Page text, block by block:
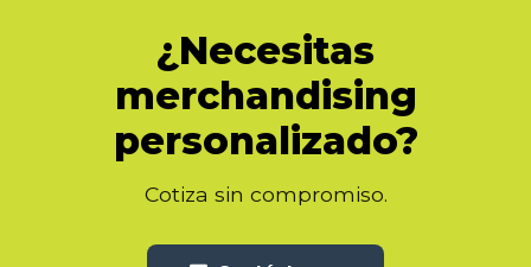
¿Necesitas
merchandising
personalizado?
Cotiza sin compromiso.